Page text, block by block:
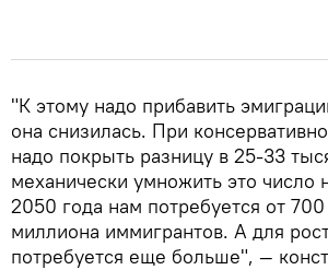
"К этому надо прибавить
она снизилась. При
надо покрыть разницу в 25-33
механически умножить это число
2050 года нам потребуется от
миллиона иммигрантов. А для
потребуется еще больше", —